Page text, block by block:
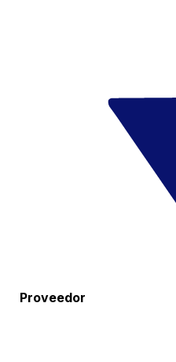
Proveedor